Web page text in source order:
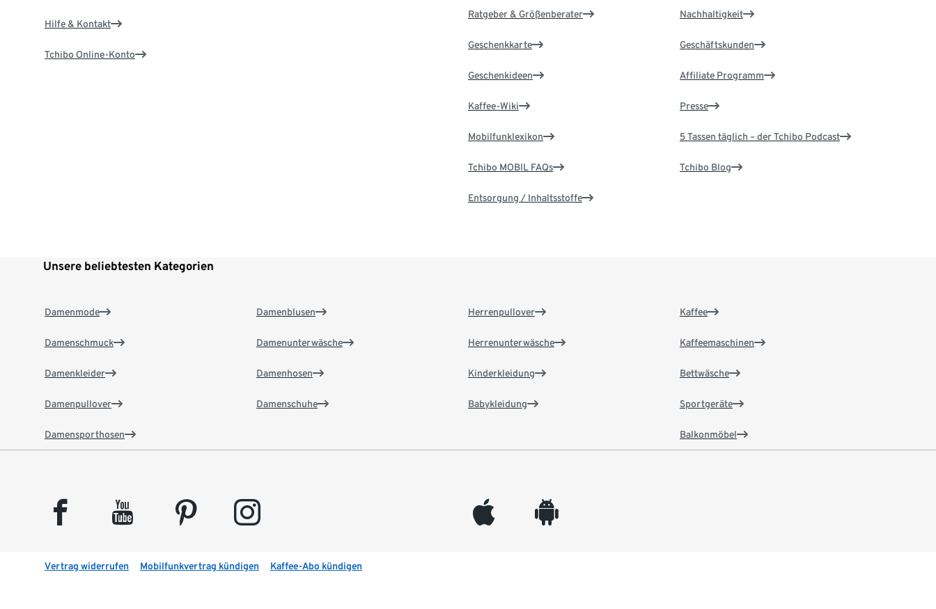
Hilfe & Kontakt
Tchibo Online-Konto
Ratgeber & Größenberater
Geschenkkarte
Geschenkideen
Kaffee-Wiki
Mobilfunklexikon
Tchibo MOBIL FAQs
Entsorgung / Inhaltsstoffe
Nachhaltigkeit
Geschäftskunden
Affiliate Programm
Presse
5 Tassen täglich – der Tchibo Podcast
Tchibo Blog
Unsere beliebtesten Kategorien
Damenmode
Damenschmuck
Damenkleider
Damenpullover
Damensporthosen
Damenblusen
Damenunterwäsche
Damenhosen
Damenschuhe
Herrenpullover
Herrenunterwäsche
Kinderkleidung
Babykleidung
Kaffee
Kaffeemaschinen
Bettwäsche
Sportgeräte
Balkonmöbel
facebook youtube pinterest instagram appleinc android
Vertrag widerrufen Mobilfunkvertrag kündigen Kaffee-Abo kündigen